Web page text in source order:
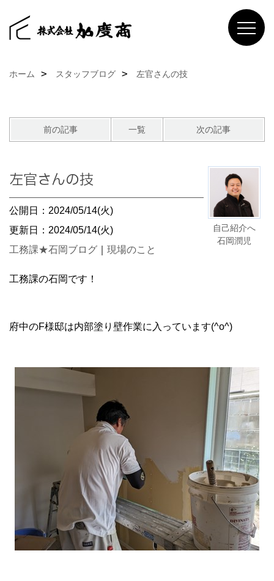
ホーム スタッフブログ 左官さんの技
前の記事 一覧 次の記事
自己紹介へ
石岡潤児
左官さんの技
公開日：2024/05/14(火)
更新日：2024/05/14(火)
工務課★石岡ブログ
現場のこと
工務課の石岡です！
府中のF様邸は内部塗り壁作業に入っています(^o^)